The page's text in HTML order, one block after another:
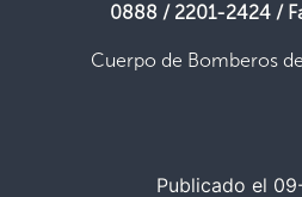
0888 / 2201-2424 /
Cuerpo de Bomberos
Publicado el